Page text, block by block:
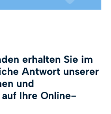
erhalten Sie im
Antwort unserer
und
Ihre Online-